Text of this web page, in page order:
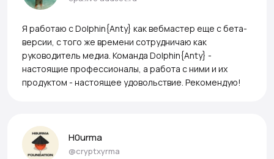
Я работаю с Dolphin{Anty} как вебмастер еще с бета-
версии, с того же времени сотрудничаю как
руководитель медиа. Команда Dolphin{Anty} -
настоящие профессионалы, а работа с ними и их
продуктом - настоящее удовольствие. Рекомендую!
H0urma
@cryptxyrma